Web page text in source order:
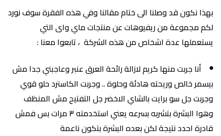
بهذا نكون قد وصلنا الى ختام مقالنا وفي هذه الفقرة سوف نورد
لكم مجموعة من ريفيوهات عن منتجات ماي واى التي
يستعملها عدة اشخاص من هذه الشركة ، تابعوا معنا :
أنا جربت منها كريم لازالة رائحة العرق عنبر وعاجبني جدا مش
بيسمر خالص وريحته هادئة وحلوة .. وجربت الكاسترد حلو قوي
وجربت جل سو برايت بالشاي الاخضر جل التفتيح مش المنظف
وهوا البشرة بتشربه بسرعه يعني استخدمته ٣ مرات بس فمش
قادرة احدد نتيجة لكن بعده البشرة بتكون ناعمة